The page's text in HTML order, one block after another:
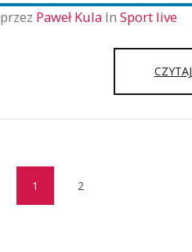
przez Paweł Kula In Sport live
1
2